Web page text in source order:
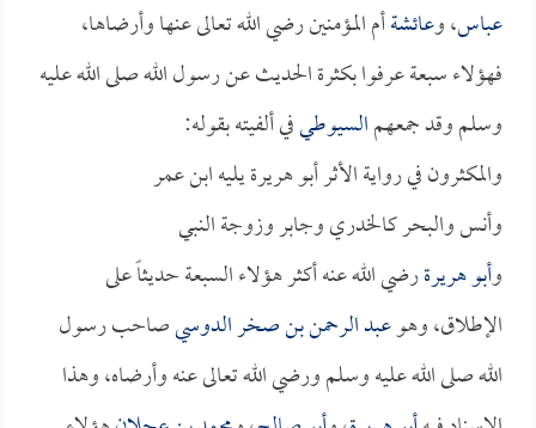
عباس، وعائشةأم المؤمنين رضي الله تعالى عنها وأرضاها،
فهؤلاء سبعة عرفوا بكثرة الحديث عن رسول الله صلى الله عليه
وسلم وقد جمعهمالسيوطيفي ألفيته بقوله:
والمكثرون في رواية الأثر أبو هريرة يليه ابن عمر
وأنس والبحر كالخدري وجابر وزوجة النبي
وأبو هريرةرضي الله عنه أكثر هؤلاء السبعة حديثاً على
الإطلاق، وهوعبد الرحمن بن صخر الدوسيصاحب رسول
الله صلى الله عليه وسلم ورضي الله تعالى عنه وأرضاه، وهذا